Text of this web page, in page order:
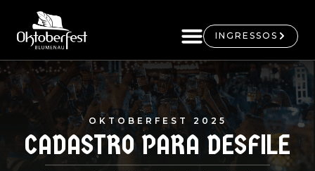
INGRESSOS
OKTOBERFEST 2025
CADASTRO PARA DESFILE